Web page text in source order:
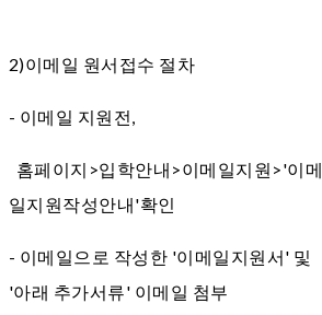
2)이메일 원서접수 절차
- 이메일 지원전,
홈페이지>입학안내>이메일지원>'이메
일지원작성안내'확인
- 이메일으로 작성한 '이메일지원서' 및
'아래 추가서류' 이메일 첨부